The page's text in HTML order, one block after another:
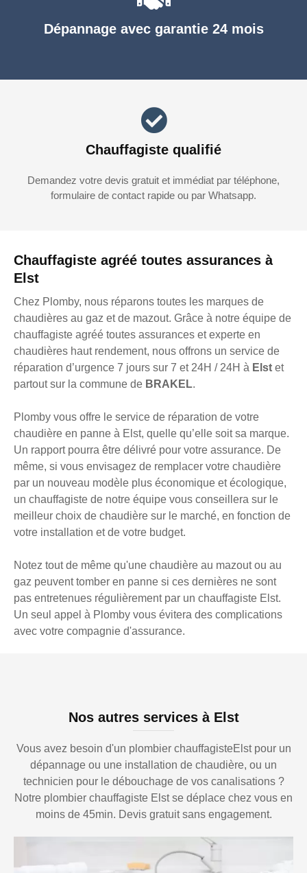
Chauffagiste agréé toutes assurances à
Elst
Chez Plomby, nous réparons toutes les marques de
chaudières au gaz et de mazout. Grâce à notre équipe de
chauffagiste agréé toutes assurances et experte en
chaudières haut rendement, nous offrons un service de
réparation d’urgence 7 jours sur 7 et 24H / 24H à Elst et
partout sur la commune de BRAKEL.
Plomby vous offre le service de réparation de votre
chaudière en panne à Elst, quelle qu’elle soit sa marque.
Un rapport pourra être délivré pour votre assurance. De
même, si vous envisagez de remplacer votre chaudière
par un nouveau modèle plus économique et écologique,
un chauffagiste de notre équipe vous conseillera sur le
meilleur choix de chaudière sur le marché, en fonction de
votre installation et de votre budget.
Notez tout de même qu'une chaudière au mazout ou au
gaz peuvent tomber en panne si ces dernières ne sont
pas entretenues régulièrement par un chauffagiste Elst.
Un seul appel à Plomby vous évitera des complications
avec votre compagnie d'assurance.
Dépannage avec garantie 24 mois
Chauffagiste qualifié
Demandez votre devis gratuit et immédiat par téléphone,
formulaire de contact rapide ou par Whatsapp.
Nos autres services à Elst
Vous avez besoin d'un plombier chauffagisteElst pour un
dépannage ou une installation de chaudière, ou un
technicien pour le débouchage de vos canalisations ?
Notre plombier chauffagiste Elst se déplace chez vous en
moins de 45min. Devis gratuit sans engagement.